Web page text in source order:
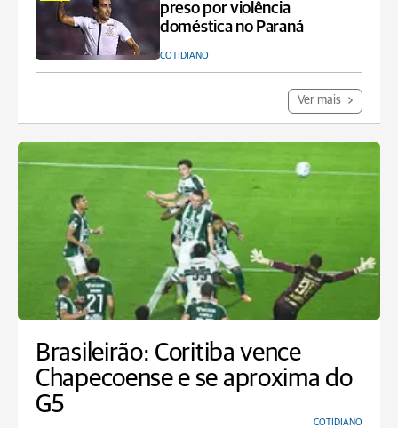
preso por violência
doméstica no Paraná
COTIDIANO
Ver mais
Brasileirão: Coritiba vence
Chapecoense e se aproxima do
G5
COTIDIANO